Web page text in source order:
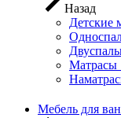
Назад
Детские
Матрасы
Мебель для